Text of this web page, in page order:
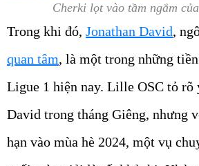
Cherki lọt vào tầm ngắm
Trong khi đó, Jonathan David,
quan tâm, là một trong những
Ligue 1 hiện nay. Lille OSC tỏ rõ
David trong tháng Giêng, nhưng
hạn vào mùa hè 2024, một vụ